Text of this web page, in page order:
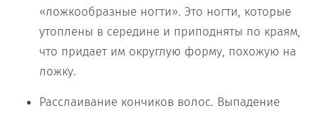
«ложкообразные ногти». Это ногти, которые
утоплены в середине и приподняты по краям,
что придает им округлую форму, похожую на
ложку.
Расслаивание кончиков волос. Выпадение